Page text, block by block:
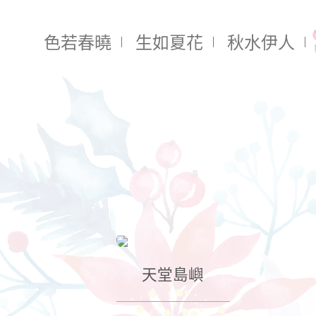
色若春曉 生如夏花 秋水伊人
天堂島嶼